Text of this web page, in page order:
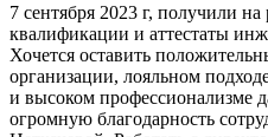
7 сентября 2023 г, получили на
квалификации и аттестаты
Хочется оставить
организации, лояльном
и высоком профессионализме
огромную благодарность